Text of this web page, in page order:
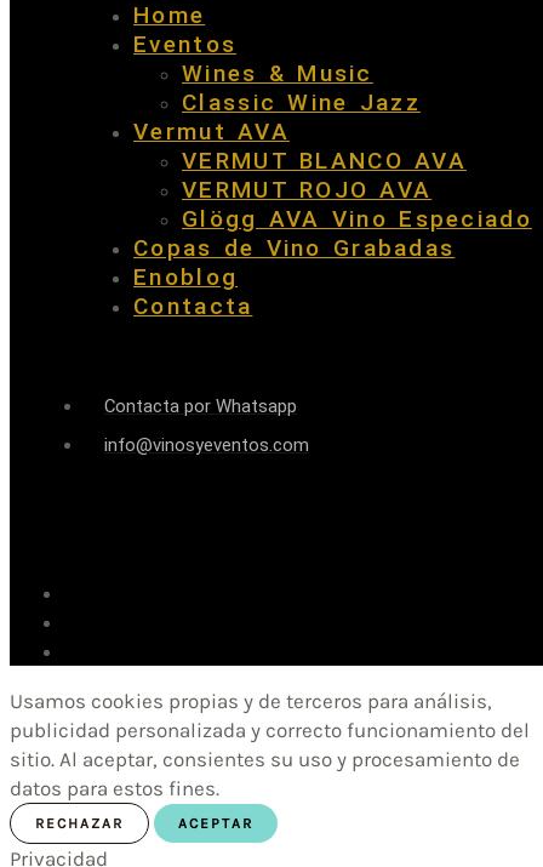
Home
Eventos
Wines & Music
Classic Wine Jazz
Vermut AVA
VERMUT BLANCO AVA
VERMUT ROJO AVA
Glögg AVA Vino Especiado
Copas de Vino Grabadas
Enoblog
Contacta
Contacta por Whatsapp
info@vinosyeventos.com
Usamos cookies propias y de terceros para análisis,
publicidad personalizada y correcto funcionamiento del
sitio. Al aceptar, consientes su uso y procesamiento de
datos para estos fines.
RECHAZAR ACEPTAR
Privacidad